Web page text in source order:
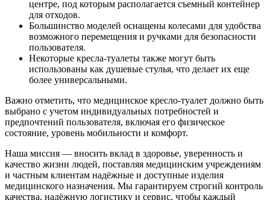
центре, под которым располагается съемный контейнер
для отходов.
Большинство моделей оснащены колесами для удобства
возможного перемещения и ручками для безопасности
пользователя.
Некоторые кресла-туалеты также могут быть
использованы как душевые стулья, что делает их еще
более универсальными.
Важно отметить, что медицинское кресло-туалет должно быть
выбрано с учетом индивидуальных потребностей и
предпочтений пользователя, включая его физическое
состояние, уровень мобильности и комфорт.
Наша миссия — вносить вклад в здоровье, уверенность и
качество жизни людей, поставляя медицинским учреждениям
и частным клиентам надёжные и доступные изделия
медицинского назначения. Мы гарантируем строгий контроль
качества, надёжную логистику и сервис, чтобы каждый